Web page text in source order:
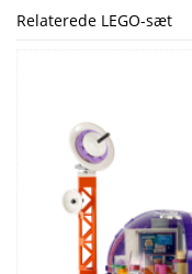
Relaterede LEGO-sæt